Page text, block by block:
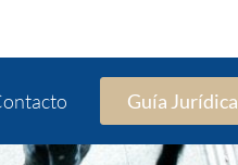
Guía Jurídica